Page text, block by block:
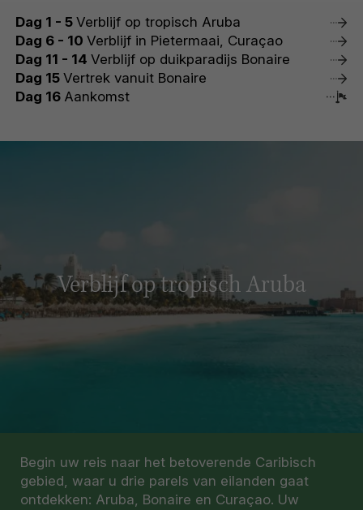
Dag 1 - 5 Verblijf op tropisch Aruba
Dag 6 - 10 Verblijf in Pietermaai, Curaçao
Dag 11 - 14 Verblijf op duikparadijs Bonaire
Dag 15 Vertrek vanuit Bonaire
Dag 16 Aankomst
Verblijf op tropisch Aruba
Begin uw reis naar het betoverende Caribisch
gebied, waar u drie parels van eilanden gaat
ontdekken: Aruba, Bonaire en Curaçao. Uw